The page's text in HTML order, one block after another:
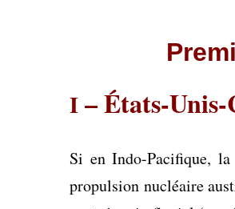
I– États-
Si en Indo-Pacifique,
propulsion nucléaire